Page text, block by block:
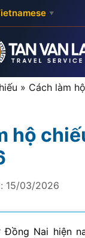
▼
» Cách làm
hộ
15/03/2026
Đồng Nai hiện